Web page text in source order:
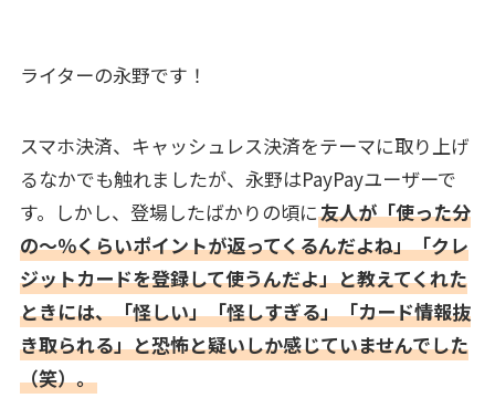
ライターの永野です！
スマホ決済、キャッシュレス決済をテーマに取り上げ
るなかでも触れましたが、永野はPayPayユーザーで
す。しかし、登場したばかりの頃に友人が「使った分
の～％くらいポイントが返ってくるんだよね」「クレ
ジットカードを登録して使うんだよ」と教えてくれた
ときには、「怪しい」「怪しすぎる」「カード情報抜
き取られる」と恐怖と疑いしか感じていませんでした
（笑）。